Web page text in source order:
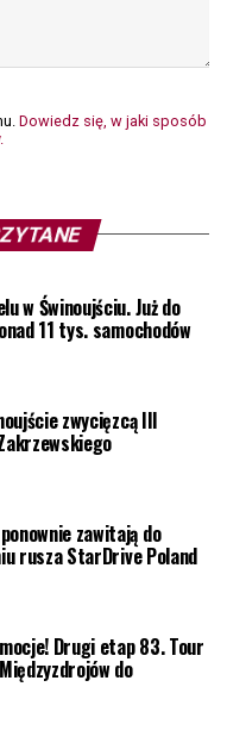
Dowiedz się, w jaki sposób
w Świnoujściu. Już do
11 tys. samochodów
zwycięzcą III
zawitają do
rusza StarDrive Poland
Drugi etap 83. Tour
do